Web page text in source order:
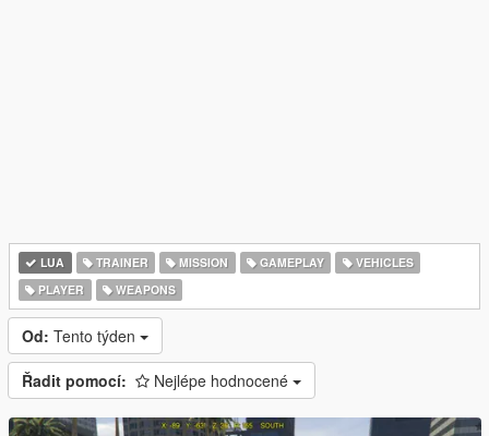
LUA TRAINER MISSION GAMEPLAY
VEHICLES
PLAYER
WEAPONS
Od: Tento týden
Řadit pomocí: Nejlépe hodnocené